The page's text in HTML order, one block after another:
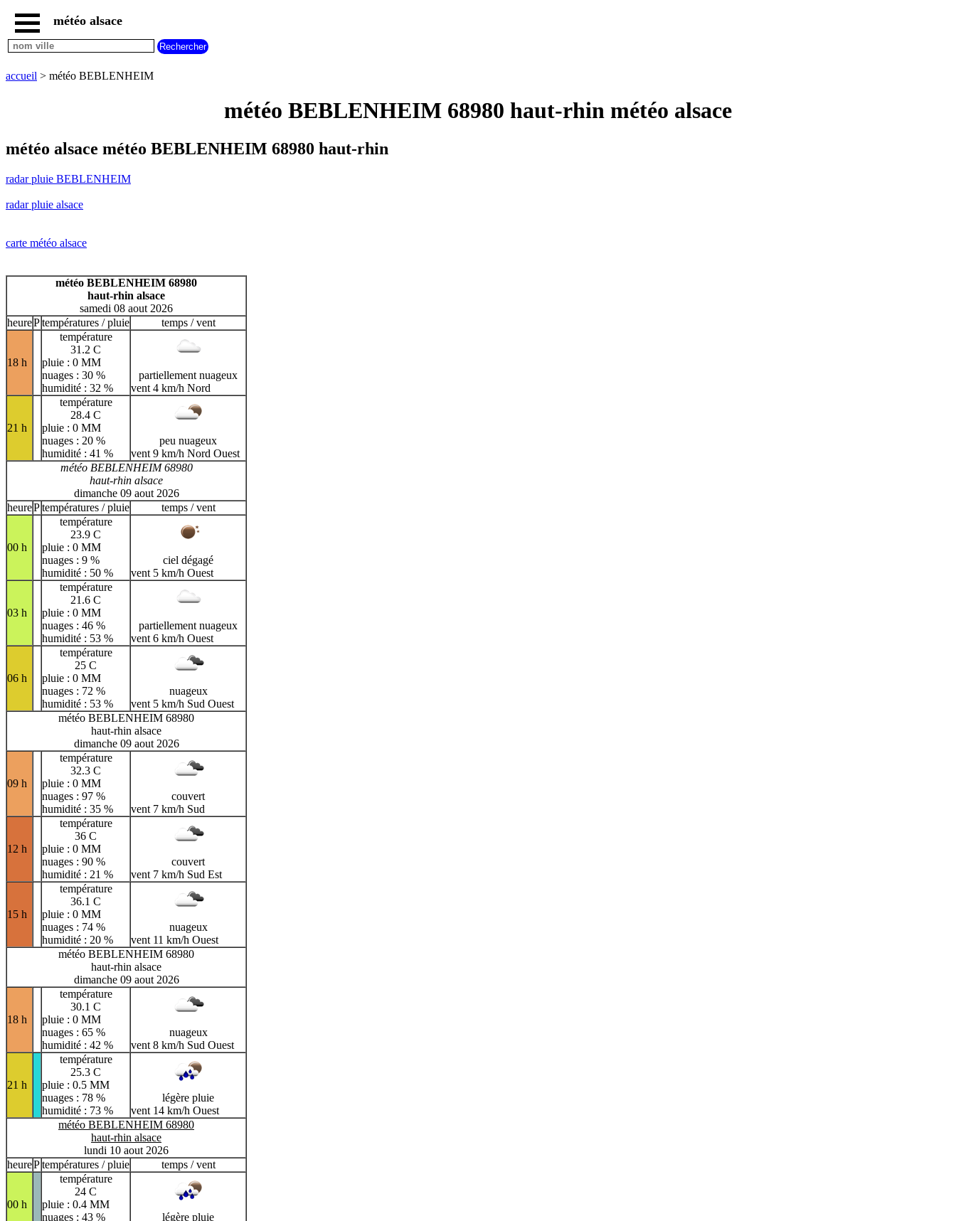
accueil
radar
BEBLENHEIM
radar
pluie
carte
météo
france
villes
F
G
H
I J K L M
N
R S T
U
V
W X Y Z
météo alsace
accueil > météo BEBLENHEIM
météo BEBLENHEIM 68980 haut-rhin météo alsace
météo alsace météo BEBLENHEIM 68980 haut-rhin
radar pluie BEBLENHEIM
radar pluie alsace
carte météo alsace
météo BEBLENHEIM 68980
haut-rhin alsace
samedi 08 aout 2026
heurePtempératures / pluie temps / vent
18 h
température
31.2 C
pluie : 0 MM
nuages : 30 %
humidité : 32 %
partiellement nuageux
vent 4 km/h Nord
21 h
température
28.4 C
pluie : 0 MM
nuages : 20 %
humidité : 41 %
peu nuageux
vent 9 km/h Nord Ouest
météo BEBLENHEIM 68980
haut-rhin alsace
dimanche 09 aout 2026
heurePtempératures / pluie temps / vent
00 h
température
23.9 C
pluie : 0 MM
nuages : 9 %
humidité : 50 %
ciel dégagé
vent 5 km/h Ouest
03 h
température
21.6 C
pluie : 0 MM
nuages : 46 %
humidité : 53 %
partiellement nuageux
vent 6 km/h Ouest
06 h
température
25 C
pluie : 0 MM
nuages : 72 %
humidité : 53 %
nuageux
vent 5 km/h Sud Ouest
météo BEBLENHEIM 68980
haut-rhin alsace
dimanche 09 aout 2026
09 h
température
32.3 C
pluie : 0 MM
nuages : 97 %
humidité : 35 %
couvert
vent 7 km/h Sud
12 h
température
36 C
pluie : 0 MM
nuages : 90 %
humidité : 21 %
couvert
vent 7 km/h Sud Est
15 h
température
36.1 C
pluie : 0 MM
nuages : 74 %
humidité : 20 %
nuageux
vent 11 km/h Ouest
météo BEBLENHEIM 68980
haut-rhin alsace
dimanche 09 aout 2026
18 h
température
30.1 C
pluie : 0 MM
nuages : 65 %
humidité : 42 %
nuageux
vent 8 km/h Sud Ouest
21 h
température
25.3 C
pluie : 0.5 MM
nuages : 78 %
humidité : 73 %
légère pluie
vent 14 km/h Ouest
météo BEBLENHEIM 68980
haut-rhin alsace
lundi 10 aout 2026
heurePtempératures / pluie temps / vent
00 h
température
24 C
pluie : 0.4 MM
nuages : 43 %
légère pluie